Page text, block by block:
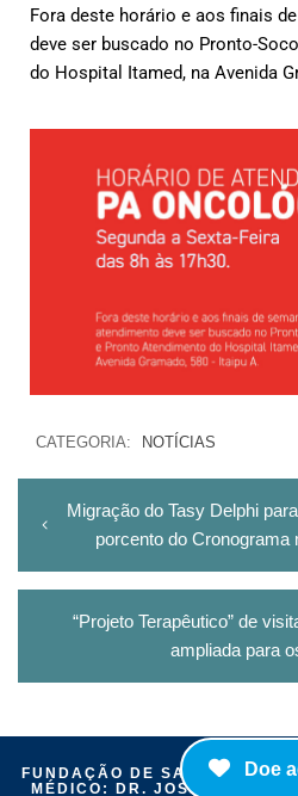
Fora deste horário e aos finais
deve ser buscado no Pronto-
do Hospital Itamed, na Avenida
CATEGORIA: NOTÍCIAS
Migração do Tasy Delphi
porcento do Cronograma
“Projeto Terapêutico” de
ampliada para
FUNDAÇÃO DE SAÚDE
MÉDICO: DR. JOSÉ MÁRIO
Doe